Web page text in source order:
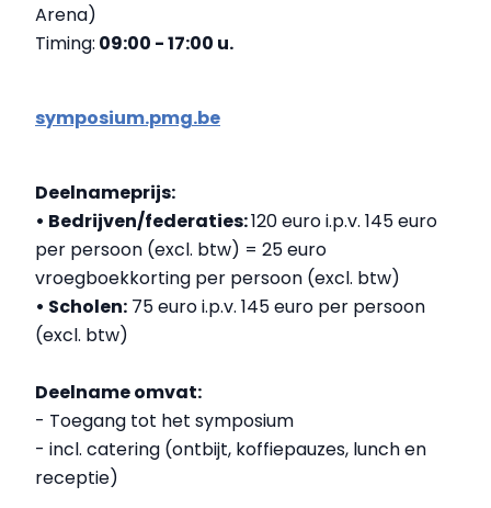
Arena)
Timing: 09:00 - 17:00 u.
symposium.pmg.be
Deelnameprijs:
• Bedrijven/federaties:120 euro i.p.v. 145 euro
per persoon (excl. btw) = 25 euro
vroegboekkorting per persoon (excl. btw)
• Scholen: 75 euro i.p.v. 145 euro per persoon
(excl. btw)
Deelname omvat:
- Toegang tot het symposium
- incl. catering (ontbijt, koffiepauzes, lunch en
receptie)